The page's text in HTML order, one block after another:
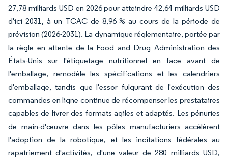
27,78 milliards USD en 2026 pour atteindre 42,64 milliards USD
d'ici 2031, à un TCAC de 8,96 % au cours de la période de
prévision (2026-2031). La dynamique réglementaire, portée par
la règle en attente de la Food and Drug Administration des
États-Unis sur l'étiquetage nutritionnel en face avant de
l'emballage, remodèle les spécifications et les calendriers
d'emballage, tandis que l'essor fulgurant de l'exécution des
commandes en ligne continue de récompenser les prestataires
capables de livrer des formats agiles et adaptés. Les pénuries
de main-d'œuvre dans les pôles manufacturiers accélèrent
l'adoption de la robotique, et les incitations fédérales au
rapatriement d'activités, d'une valeur de 280 milliards USD,